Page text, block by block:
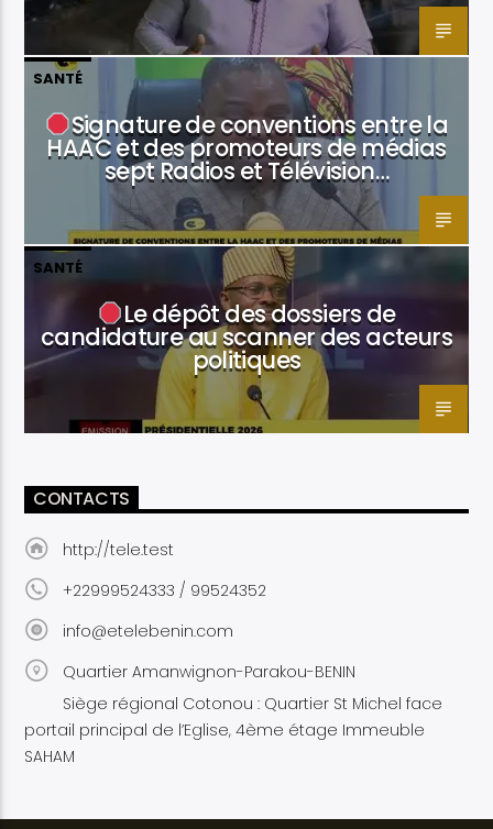
SANTÉ
Signature de conventions entre la
HAAC et des promoteurs de médias
sept Radios et Télévision…
SANTÉ
Le dépôt des dossiers de
candidature au scanner des acteurs
politiques
CONTACTS
http://tele.test
+22999524333 / 99524352
info@etelebenin.com
Quartier Amanwignon-Parakou-BENIN
Siège régional Cotonou : Quartier St Michel face
portail principal de l’Eglise, 4ème étage Immeuble
SAHAM